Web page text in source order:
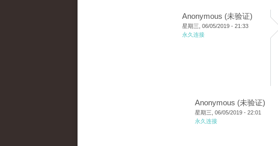
Anonymous (未验证)
星期三, 06/05/2019 - 21:33
永久连接
Anonymous (未验证)
星期三, 06/05/2019 - 22:01
永久连接